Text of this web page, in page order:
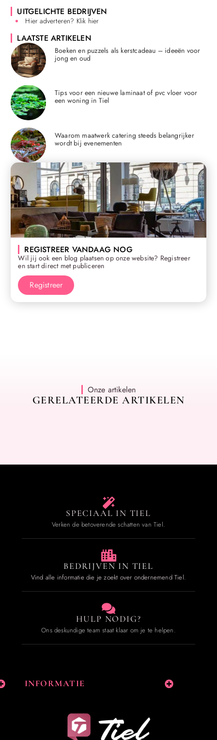
UITGELICHTE BEDRIJVEN
Hier adverteren? Klik hier
LAATSTE ARTIKELEN
Boeken en puzzels als kerstcadeau – ideeën voor
jong en oud
Tips voor een nieuwe laminaat of pvc vloer voor
een woning in Tiel
Waarom maatwerk catering steeds belangrijker
wordt bij evenementen
REGISTREER VANDAAG NOG
Wil jij ook een blog plaatsen op onze website? Registreer
en start direct met publiceren
Registreer
Onze artikelen
GERELATEERDE ARTIKELEN
SPECIAAL IN TIEL
Verken de betoverende schatten van Tiel.
BEDRIJVEN IN TIEL
Vind alle informatie die je zoekt over ondernemend Tiel.
HULP NODIG?
Ons deskundige team staat klaar om je te helpen.
INFORMATIE